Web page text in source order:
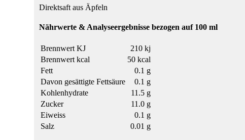
Direktsaft aus Äpfeln
Nährwerte & Analyseergebnisse bezogen auf 100 ml
Brennwert KJ
210 kj
Brennwert kcal
50 kcal
Fett
0.1 g
Davon gesättigte Fettsäure
0.1 g
Kohlenhydrate
11.5 g
Zucker
11.0 g
Eiweiss
0.1 g
Salz
0.01 g